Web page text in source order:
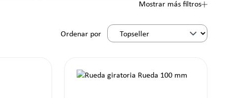
Mostrar más filtros
Ordenar por